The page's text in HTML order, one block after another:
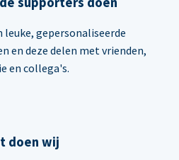
gepersonaliseerde
en deze delen met vrienden,
en collega's.
doen wij